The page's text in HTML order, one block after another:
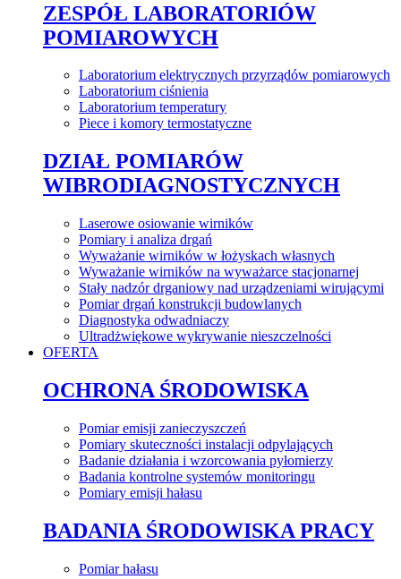
ZESPÓŁ LABORATORIÓW
POMIAROWYCH
Laboratorium elektrycznych przyrządów pomiarowych
Laboratorium ciśnienia
Laboratorium temperatury
Piece i komory termostatyczne
DZIAŁ POMIARÓW
WIBRODIAGNOSTYCZNYCH
Laserowe osiowanie wirników
Pomiary i analiza drgań
Wyważanie wirników w łożyskach własnych
Wyważanie wirników na wyważarce stacjonarnej
Stały nadzór drganiowy nad urządzeniami wirującymi
Pomiar drgań konstrukcji budowlanych
Diagnostyka odwadniaczy
Ultradżwiękowe wykrywanie nieszczelności
OFERTA
OCHRONA ŚRODOWISKA
Pomiar emisji zanieczyszczeń
Pomiary skuteczności instalacji odpylających
Badanie działania i wzorcowania pyłomierzy
Badania kontrolne systemów monitoringu
Pomiary emisji hałasu
BADANIA ŚRODOWISKA PRACY
Pomiar hałasu